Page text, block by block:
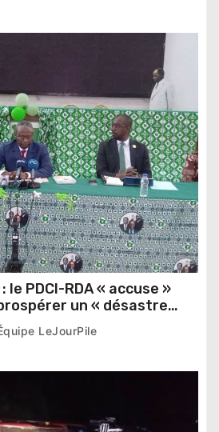
RDA « accuse »
un « désastre
LeJourPile